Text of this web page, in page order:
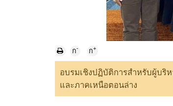
ก- ก+
อบรมเชิงปฏิบัติการสำหรับผู้บริ
และภาคเหนือตอนล่าง